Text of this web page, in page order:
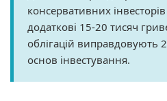
консервативних
додаткові 15-20 тисяч
облігацій виправдовують
основ інвестування.